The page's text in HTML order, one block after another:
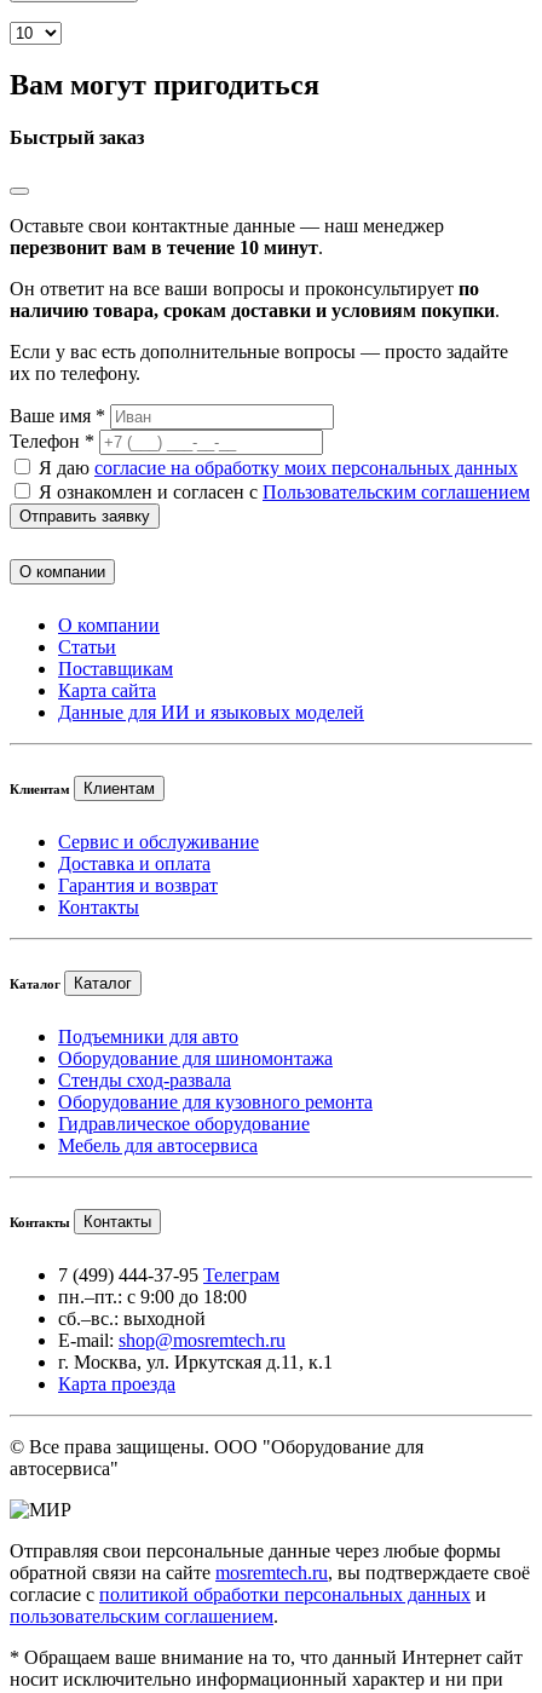
Вам могут пригодиться
Быстрый заказ
Оставьте свои контактные данные — наш менеджер
перезвонит вам в течение 10 минут.
Он ответит на все ваши вопросы и проконсультирует по
наличию товара, срокам доставки и условиям покупки.
Если у вас есть дополнительные вопросы — просто задайте
их по телефону.
Ваше имя *
Телефон *
Я даю согласие на обработку моих персональных данных
Я ознакомлен и согласен с Пользовательским соглашением
Отправить заявку
О компании
О компании
Статьи
Поставщикам
Карта сайта
Данные для ИИ и языковых моделей
Клиентам Клиентам
Сервис и обслуживание
Доставка и оплата
Гарантия и возврат
Контакты
Каталог Каталог
Подъемники для авто
Оборудование для шиномонтажа
Стенды сход-развала
Оборудование для кузовного ремонта
Гидравлическое оборудование
Мебель для автосервиса
Контакты Контакты
7 (499) 444-37-95 Телеграм
пн.–пт.: с 9:00 до 18:00
сб.–вс.: выходной
E-mail: shop@mosremtech.ru
г. Москва, ул. Иркутская д.11, к.1
Карта проезда
© Все права защищены. ООО "Оборудование для
автосервиса"
Отправляя свои персональные данные через любые формы
обратной связи на сайте mosremtech.ru, вы подтверждаете своё
согласие с политикой обработки персональных данных и
пользовательским соглашением.
* Обращаем ваше внимание на то, что данный Интернет сайт
носит исключительно информационный характер и ни при